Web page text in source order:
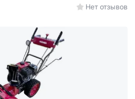
Нет отзывов